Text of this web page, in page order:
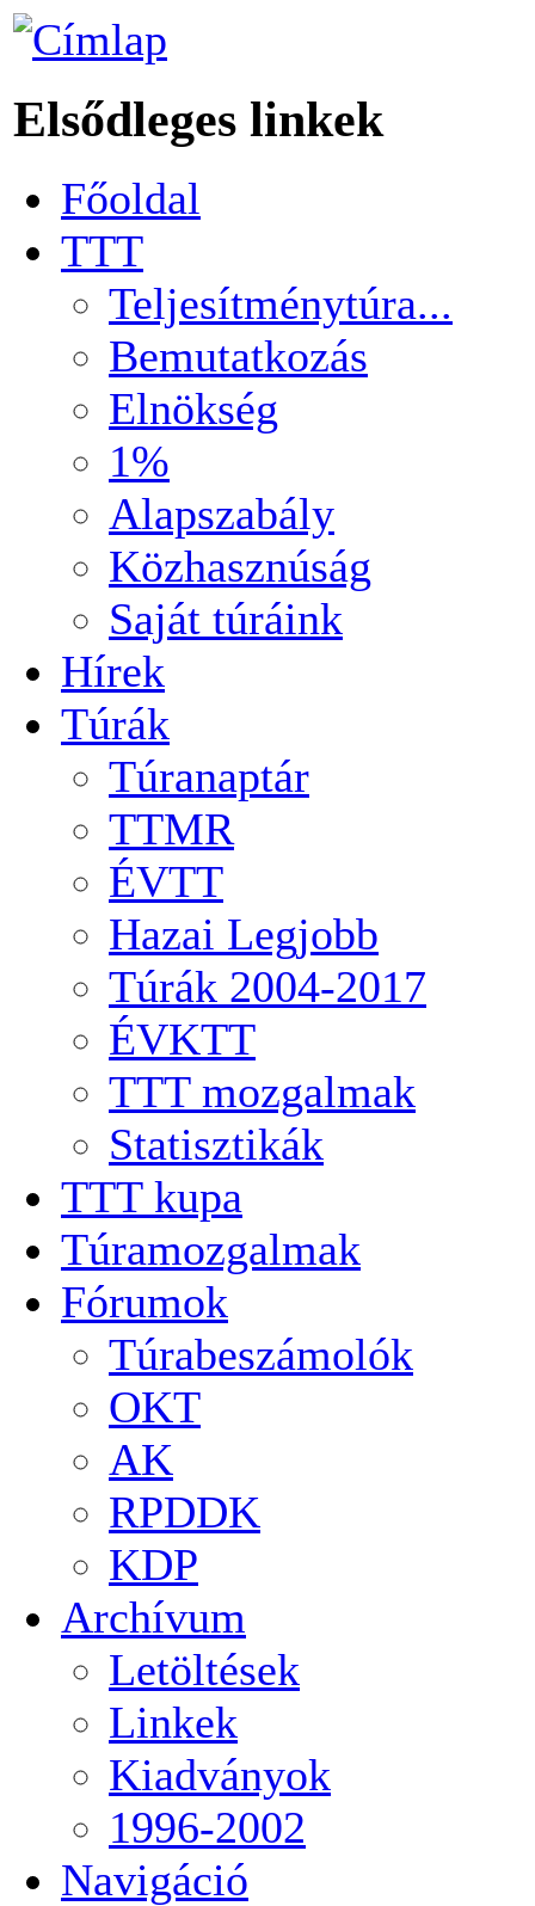
Elsődleges linkek
Főoldal
TTT
Teljesítménytúra...
Bemutatkozás
Elnökség
1%
Alapszabály
Közhasznúság
Saját túráink
Hírek
Túrák
Túranaptár
TTMR
ÉVTT
Hazai Legjobb
Túrák 2004-2017
ÉVKTT
TTT mozgalmak
Statisztikák
TTT kupa
Túramozgalmak
Fórumok
Túrabeszámolók
OKT
AK
RPDDK
KDP
Archívum
Letöltések
Linkek
Kiadványok
1996-2002
Navigáció